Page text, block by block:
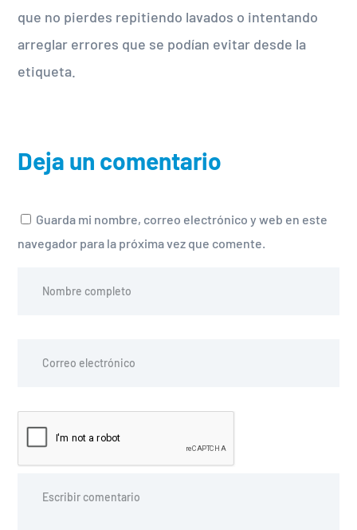
que no pierdes repitiendo lavados o intentando
arreglar errores que se podían evitar desde la
etiqueta.
Deja un comentario
Guarda mi nombre, correo electrónico y web en este
navegador para la próxima vez que comente.